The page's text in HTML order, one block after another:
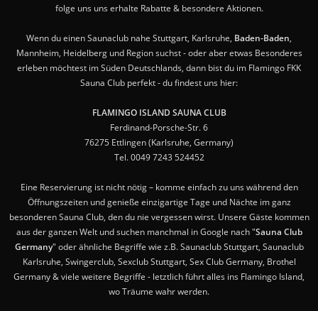
folge uns uns erhalte Rabatte & besondere Aktionen.
Wenn du einen Saunaclub nahe Stuttgart, Karlsruhe, Baden-Baden,
Mannheim, Heidelberg und Region suchst - oder aber etwas Besonderes
erleben möchtest im Süden Deutschlands, dann bist du im Flamingo FKK
Sauna Club perfekt - du findest uns hier:
FLAMINGO ISLAND SAUNA CLUB
Ferdinand-Porsche-Str. 6
76275 Ettlingen (Karlsruhe, Germany)
Tel. 0049 7243 524452
Eine Reservierung ist nicht nötig – komme einfach zu uns während den
Öffnungszeiten und genieße einzigartige Tage und Nächte im ganz
besonderen Sauna Club, den du nie vergessen wirst. Unsere Gäste kommen
aus der ganzen Welt und suchen manchmal in Google nach "Sauna Club
Germany" oder ähnliche Begriffe wie z.B. Saunaclub Stuttgart, Saunaclub
Karlsruhe, Swingerclub, Sexclub Stuttgart, Sex Club Germany, Brothel
Germany & viele weitere Begriffe - letztlich führt alles ins Flamingo Island,
wo Träume wahr werden.